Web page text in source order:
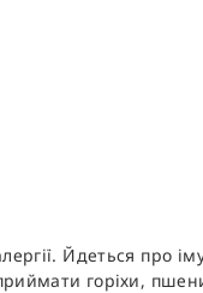
Йдеться про
горіхи,